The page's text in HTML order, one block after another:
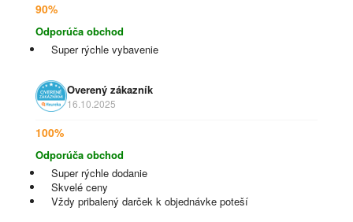
90%
Odporúča obchod
Super rýchle vybavenie
Overený zákazník
16.10.2025
100%
Odporúča obchod
Super rýchle dodanie
Skvelé ceny
Vždy pribalený darček k objednávke poteší